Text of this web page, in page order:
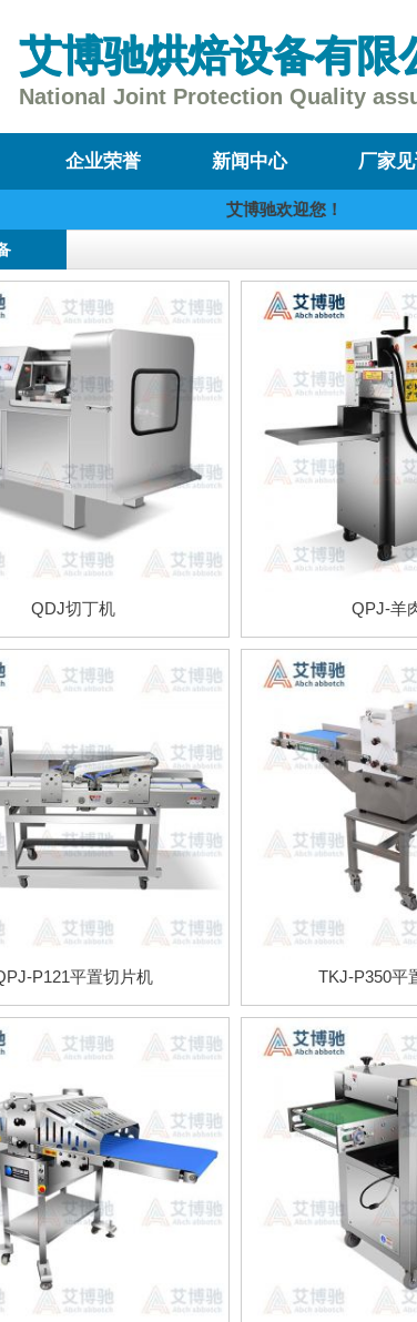
艾博驰烘焙设备有限
National Joint Protection Quality
企业荣誉 新闻中心 厂家
艾博驰欢迎您
QDJ切丁机 QPJ-羊
P121平置切片机 TKJ-P350平